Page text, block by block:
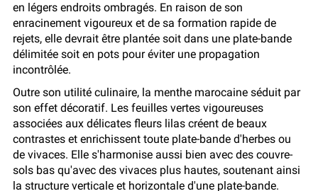
en légers endroits ombragés. En raison de son
enracinement vigoureux et de sa formation rapide de
rejets, elle devrait être plantée soit dans une plate-bande
délimitée soit en pots pour éviter une propagation
incontrôlée.
Outre son utilité culinaire, la menthe marocaine séduit par
son effet décoratif. Les feuilles vertes vigoureuses
associées aux délicates fleurs lilas créent de beaux
contrastes et enrichissent toute plate-bande d'herbes ou
de vivaces. Elle s'harmonise aussi bien avec des couvre-
sols bas qu'avec des vivaces plus hautes, soutenant ainsi
la structure verticale et horizontale d'une plate-bande.